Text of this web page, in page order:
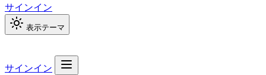
サインイン
表示テーマ
サインイン